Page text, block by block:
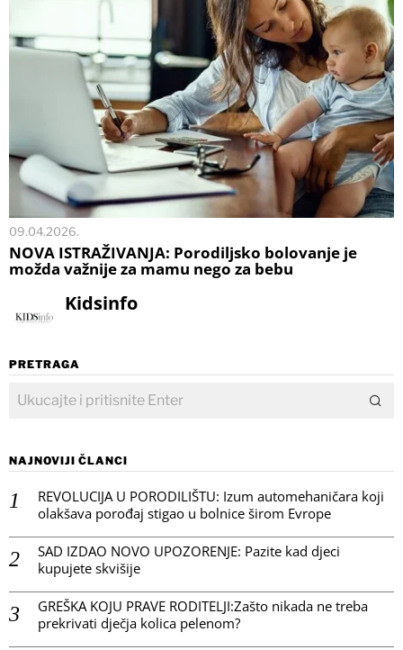
09.04.2026.
NOVA ISTRAŽIVANJA: Porodiljsko bolovanje je
možda važnije za mamu nego za bebu
Kidsinfo
PRETRAGA
NAJNOVIJI ČLANCI
REVOLUCIJA U PORODILIŠTU: Izum automehaničara koji
olakšava porođaj stigao u bolnice širom Evrope
SAD IZDAO NOVO UPOZORENJE: Pazite kad djeci
kupujete skvišije
GREŠKA KOJU PRAVE RODITELJI:Zašto nikada ne treba
prekrivati dječja kolica pelenom?